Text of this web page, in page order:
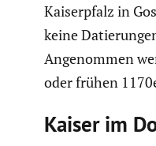
Kaiser­pfalz in
keine
Angenommen
oder frühen
Kaiser im